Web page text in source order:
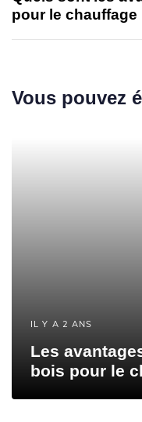
pour le chauffage
Vous pouvez
IL Y A 2 ANS
Les
bois pour le